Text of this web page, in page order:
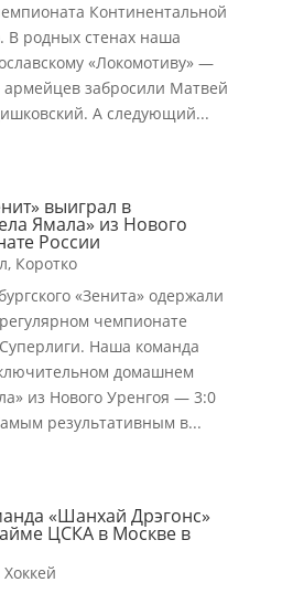
Континентальной
В родных стенах наша
«Локомотиву» —
забросили Матвей
А следующий...
выиграл в
Ямала» из Нового
России
, Коротко
«Зенита» одержали
чемпионате
Наша команда
домашнем
из Нового Уренгоя — 3:0
результативным в...
«Шанхай Дрэгонс»
ЦСКА в Москве в
Хоккей